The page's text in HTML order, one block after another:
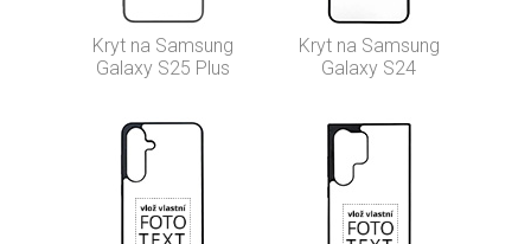
Kryt na Samsung
Galaxy S25 Plus
Kryt na Samsung
Galaxy S24